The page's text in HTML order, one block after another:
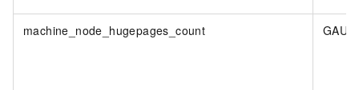
machine_node_hugepages_count